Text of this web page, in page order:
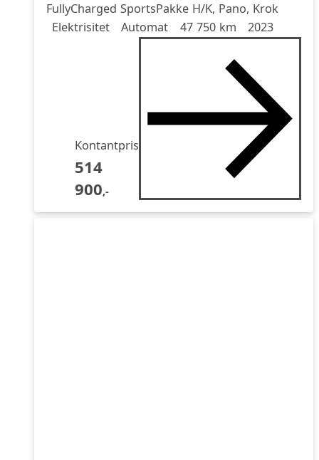
FullyCharged SportsPakke H/K, Pano, Krok
Drivstoff
Elektrisitet
Girkasse Automat
Kjørelengde 47 750 km
årsmodell 2023
Kontantpris
514
900,-